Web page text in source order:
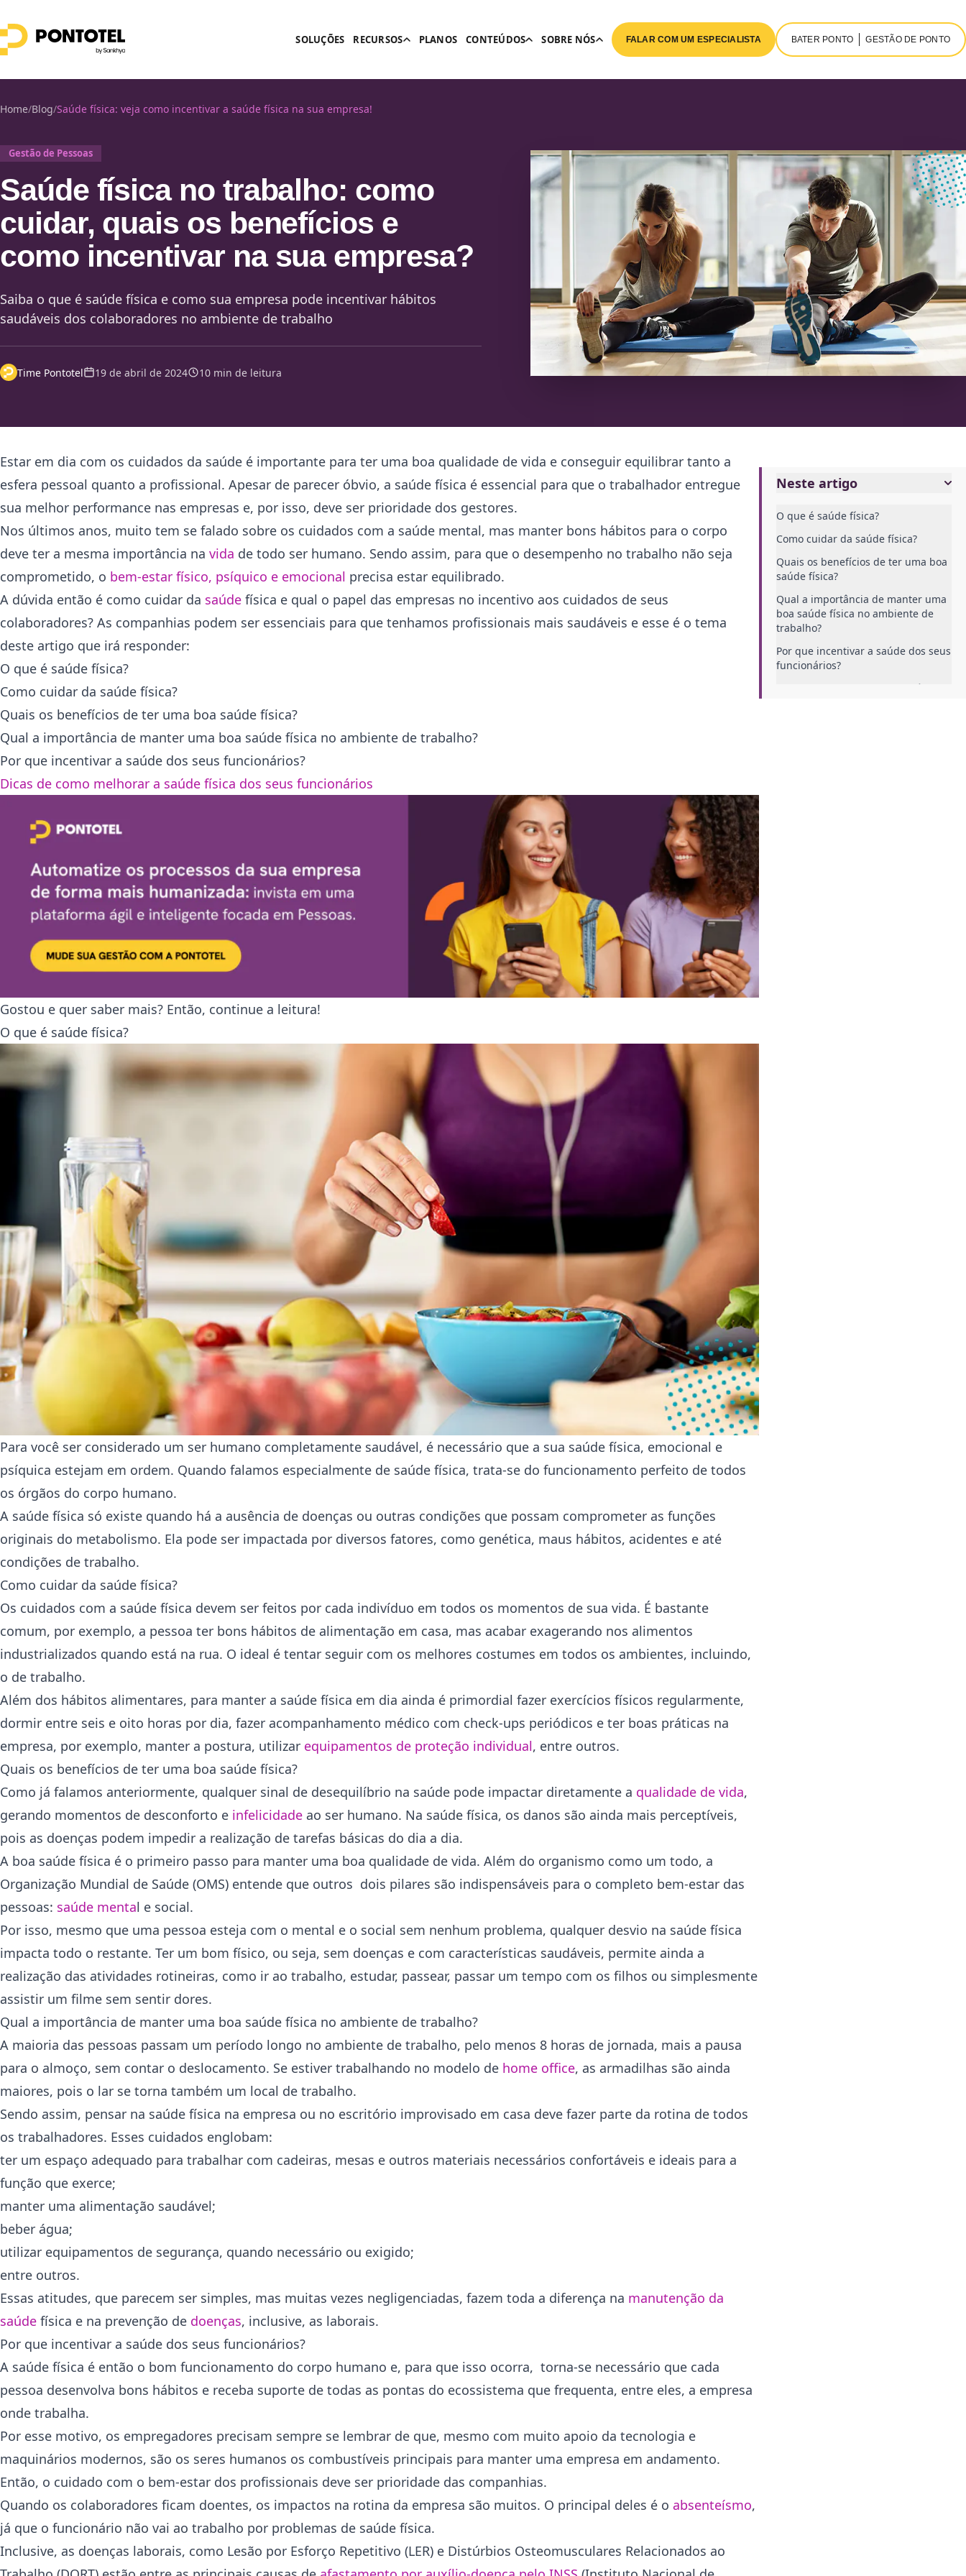
SOLUÇÕES RECURSOS PLANOS CONTEÚDOS SOBRE NÓS FALAR COM UM ESPECIALISTA BATER PONTO GESTÃO DE PONTO
Home/Blog/Saúde física: veja como incentivar a saúde física na sua empresa!
Gestão de Pessoas
Saúde física no trabalho: como
cuidar, quais os benefícios e
como incentivar na sua empresa?
Saiba o que é saúde física e como sua empresa pode incentivar hábitos
saudáveis dos colaboradores no ambiente de trabalho
Time Pontotel 19 de abril de 2024 10 min de leitura
Neste artigo
O que é saúde física?
Como cuidar da saúde física?
Quais os benefícios de ter uma boa
saúde física?
Qual a importância de manter uma
boa saúde física no ambiente de
trabalho?
Por que incentivar a saúde dos seus
funcionários?
Dicas de como melhorar a saúde
Estar em dia com os cuidados da saúde é importante para ter uma boa qualidade de vida e conseguir equilibrar tanto a
esfera pessoal quanto a profissional. Apesar de parecer óbvio, a saúde física é essencial para que o trabalhador entregue
sua melhor performance nas empresas e, por isso, deve ser prioridade dos gestores.
Nos últimos anos, muito tem se falado sobre os cuidados com a saúde mental, mas manter bons hábitos para o corpo
deve ter a mesma importância na vida de todo ser humano. Sendo assim, para que o desempenho no trabalho não seja
comprometido, o bem-estar físico, psíquico e emocional precisa estar equilibrado.
A dúvida então é como cuidar da saúde física e qual o papel das empresas no incentivo aos cuidados de seus
colaboradores? As companhias podem ser essenciais para que tenhamos profissionais mais saudáveis e esse é o tema
deste artigo que irá responder:
O que é saúde física?
Como cuidar da saúde física?
Quais os benefícios de ter uma boa saúde física?
Qual a importância de manter uma boa saúde física no ambiente de trabalho?
Por que incentivar a saúde dos seus funcionários?
Dicas de como melhorar a saúde física dos seus funcionários
Gostou e quer saber mais? Então, continue a leitura!
O que é saúde física?
Para você ser considerado um ser humano completamente saudável, é necessário que a sua saúde física, emocional e
psíquica estejam em ordem. Quando falamos especialmente de saúde física, trata-se do funcionamento perfeito de todos
os órgãos do corpo humano.
A saúde física só existe quando há a ausência de doenças ou outras condições que possam comprometer as funções
originais do metabolismo. Ela pode ser impactada por diversos fatores, como genética, maus hábitos, acidentes e até
condições de trabalho.
Como cuidar da saúde física?
Os cuidados com a saúde física devem ser feitos por cada indivíduo em todos os momentos de sua vida. É bastante
comum, por exemplo, a pessoa ter bons hábitos de alimentação em casa, mas acabar exagerando nos alimentos
industrializados quando está na rua. O ideal é tentar seguir com os melhores costumes em todos os ambientes, incluindo,
o de trabalho.
Além dos hábitos alimentares, para manter a saúde física em dia ainda é primordial fazer exercícios físicos regularmente,
dormir entre seis e oito horas por dia, fazer acompanhamento médico com check-ups periódicos e ter boas práticas na
empresa, por exemplo, manter a postura, utilizar equipamentos de proteção individual, entre outros.
Quais os benefícios de ter uma boa saúde física?
Como já falamos anteriormente, qualquer sinal de desequilíbrio na saúde pode impactar diretamente a qualidade de vida,
gerando momentos de desconforto e infelicidade ao ser humano. Na saúde física, os danos são ainda mais perceptíveis,
pois as doenças podem impedir a realização de tarefas básicas do dia a dia.
A boa saúde física é o primeiro passo para manter uma boa qualidade de vida. Além do organismo como um todo, a
Organização Mundial de Saúde (OMS) entende que outros dois pilares são indispensáveis para o completo bem-estar das
pessoas: saúde mental e social.
Por isso, mesmo que uma pessoa esteja com o mental e o social sem nenhum problema, qualquer desvio na saúde física
impacta todo o restante. Ter um bom físico, ou seja, sem doenças e com características saudáveis, permite ainda a
realização das atividades rotineiras, como ir ao trabalho, estudar, passear, passar um tempo com os filhos ou simplesmente
assistir um filme sem sentir dores.
Qual a importância de manter uma boa saúde física no ambiente de trabalho?
A maioria das pessoas passam um período longo no ambiente de trabalho, pelo menos 8 horas de jornada, mais a pausa
para o almoço, sem contar o deslocamento. Se estiver trabalhando no modelo de home office, as armadilhas são ainda
maiores, pois o lar se torna também um local de trabalho.
Sendo assim, pensar na saúde física na empresa ou no escritório improvisado em casa deve fazer parte da rotina de todos
os trabalhadores. Esses cuidados englobam:
ter um espaço adequado para trabalhar com cadeiras, mesas e outros materiais necessários confortáveis e ideais para a
função que exerce;
manter uma alimentação saudável;
beber água;
utilizar equipamentos de segurança, quando necessário ou exigido;
entre outros.
Essas atitudes, que parecem ser simples, mas muitas vezes negligenciadas, fazem toda a diferença na manutenção da
saúde física e na prevenção de doenças, inclusive, as laborais.
Por que incentivar a saúde dos seus funcionários?
A saúde física é então o bom funcionamento do corpo humano e, para que isso ocorra, torna-se necessário que cada
pessoa desenvolva bons hábitos e receba suporte de todas as pontas do ecossistema que frequenta, entre eles, a empresa
onde trabalha.
Por esse motivo, os empregadores precisam sempre se lembrar de que, mesmo com muito apoio da tecnologia e
maquinários modernos, são os seres humanos os combustíveis principais para manter uma empresa em andamento.
Então, o cuidado com o bem-estar dos profissionais deve ser prioridade das companhias.
Quando os colaboradores ficam doentes, os impactos na rotina da empresa são muitos. O principal deles é o absenteísmo,
já que o funcionário não vai ao trabalho por problemas de saúde física.
Inclusive, as doenças laborais, como Lesão por Esforço Repetitivo (LER) e Distúrbios Osteomusculares Relacionados ao